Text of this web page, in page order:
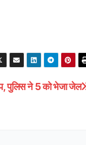
पुलिस ने 5 को भेजा जेल